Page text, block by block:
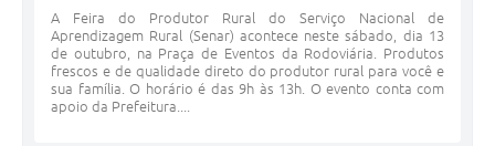
A Feira do Produtor Rural do Serviço Nacional de
Aprendizagem Rural (Senar) acontece neste sábado, dia 13
de outubro, na Praça de Eventos da Rodoviária. Produtos
frescos e de qualidade direto do produtor rural para você e
sua família. O horário é das 9h às 13h. O evento conta com
apoio da Prefeitura....